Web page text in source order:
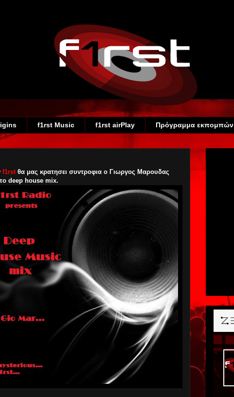
f1rst Music f1rst airPlay Πρόγραμμα εκπομπών
f1rst θα μας κρατησει συντροφια ο Γιωργος Μαρουδας
deep house mix.